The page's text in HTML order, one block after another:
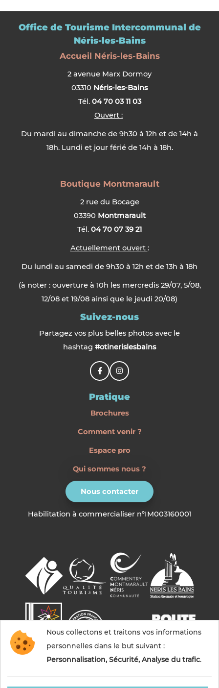
Office de Tourisme Intercommunal de
Néris-les-Bains
Accueil Néris-les-Bains
2 avenue Marx Dormoy
03310 Néris-les-Bains
Tél. 04 70 03 11 03
Ouvert :
Du mardi au dimanche de 9h30 à 12h et de 14h à
18h. Lundi et jour férié de 14h à 18h.
Boutique Montmarault
2 rue du Bocage
03390 Montmarault
Tél. 04 70 07 39 21
Actuellement ouvert :
Du lundi au samedi de 9h30 à 12h et de 13h à 18h
(à noter : ouverture à 10h les mercredis 29/07, 5/08,
12/08 et 19/08 ainsi que le jeudi 20/08)
Suivez-nous
Partagez vos plus belles photos avec le
hashtag #otinerislesbains
Pratique
Brochures
Comment venir ?
Espace pro
Qui sommes nous ?
Nous contacter
Habilitation à commercialiser n°IM003160001
Nous collectons et traitons vos informations
personnelles dans le but suivant :
Personnalisation, Sécurité, Analyse du trafic.